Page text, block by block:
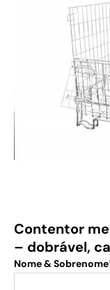
Contentor
– dobrável,
Nome &